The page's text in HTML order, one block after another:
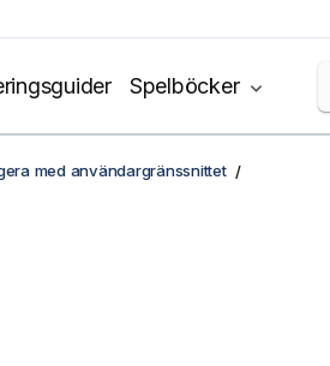
Spelböcker
med användargränssnittet